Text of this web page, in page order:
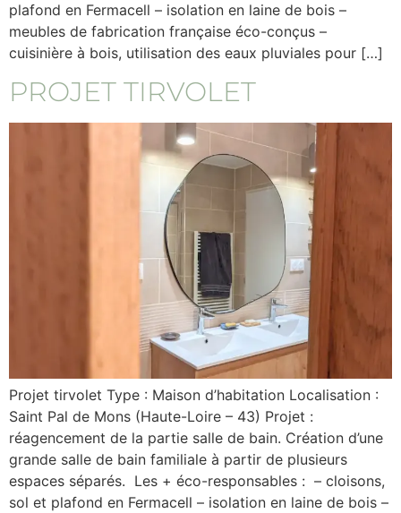
plafond en Fermacell – isolation en laine de bois –
meubles de fabrication française éco-conçus –
cuisinière à bois, utilisation des eaux pluviales pour […]
PROJET TIRVOLET
Projet tirvolet Type : Maison d’habitation Localisation :
Saint Pal de Mons (Haute-Loire – 43) Projet :
réagencement de la partie salle de bain. Création d’une
grande salle de bain familiale à partir de plusieurs
espaces séparés. Les + éco-responsables : – cloisons,
sol et plafond en Fermacell – isolation en laine de bois –